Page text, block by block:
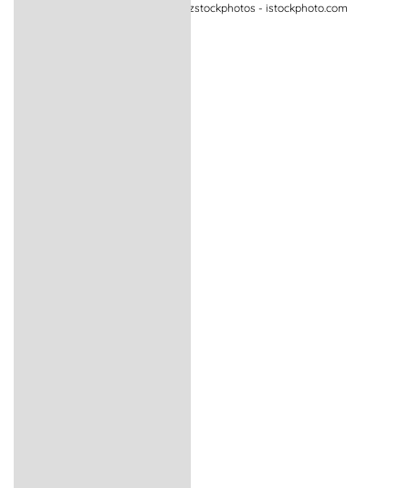
Gegrillter Fisch an der Ostsee | © zstockphotos - istockphoto.com